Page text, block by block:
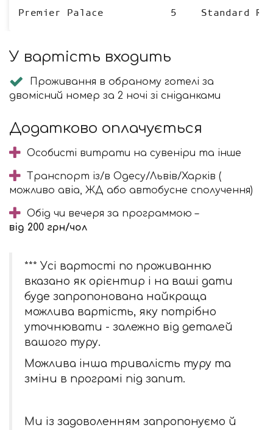
Premier Palace 5 Standard
У вартість входить
Проживання в обраному готелі за
двомісний номер за 2 ночі зі сніданками
Додатково оплачується
Особисті витрати на сувеніри та інше
Транспорт із/в Одесу/Львів/Харків (
можливо авіа, ЖД або автобусне сполучення)
Обід чи вечеря за программою –
від 200 грн/чол
*** Усі вартості по проживанню
вказано як орієнтир і на ваші дати
буде запропонована найкраща
можлива вартість, яку потрібно
уточнювати - залежно від деталей
вашого туру.
Можлива інша тривалість туру та
зміни в програмі під запит.
Ми із задоволенням запропонуємо й